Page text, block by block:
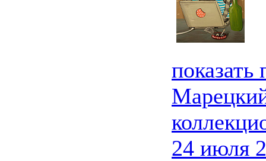
24 июля